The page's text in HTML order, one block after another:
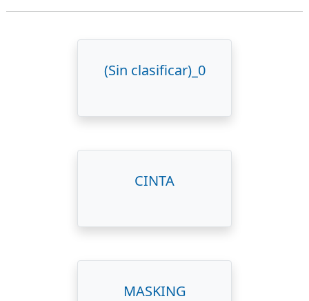
(Sin clasificar)_0
CINTA
MASKING